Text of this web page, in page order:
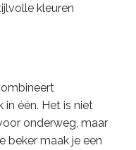
kleuren
één. Het is niet
onderweg, maar
beker maak je een